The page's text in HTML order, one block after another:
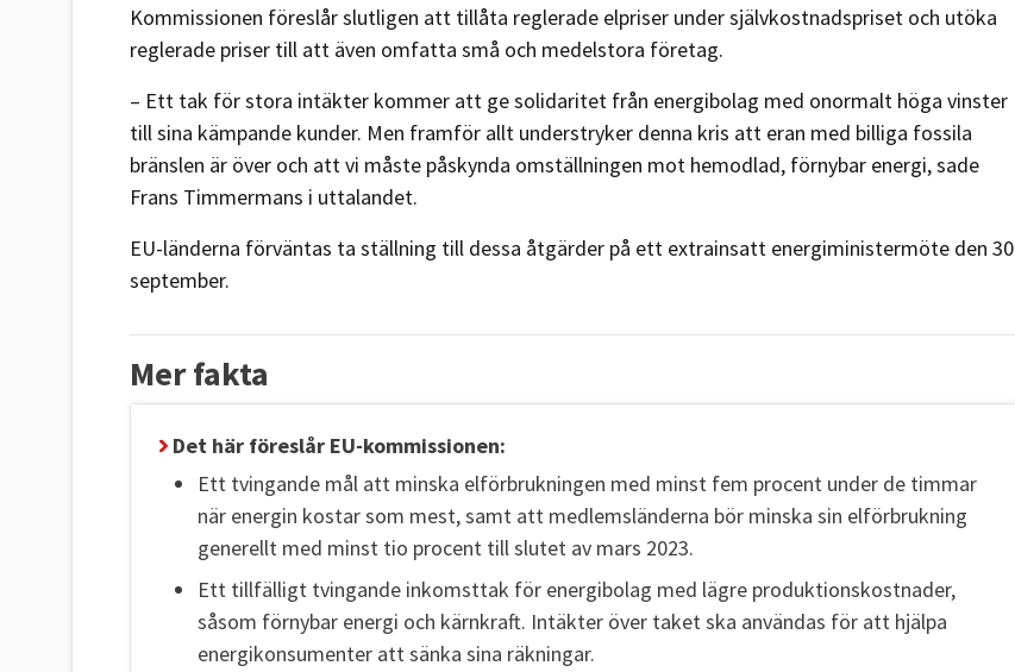
Kommissionen föreslår slutligen att tillåta reglerade elpriser under självkostnadspriset och utöka
reglerade priser till att även omfatta små och medelstora företag.
– Ett tak för stora intäkter kommer att ge solidaritet från energibolag med onormalt höga vinster
till sina kämpande kunder. Men framför allt understryker denna kris att eran med billiga fossila
bränslen är över och att vi måste påskynda omställningen mot hemodlad, förnybar energi, sade
Frans Timmermans i uttalandet.
EU-länderna förväntas ta ställning till dessa åtgärder på ett extrainsatt energiministermöte den 30
september.
Mer fakta
Det här föreslår EU-kommissionen:
Ett tvingande mål att minska elförbrukningen med minst fem procent under de timmar
när energin kostar som mest, samt att medlemsländerna bör minska sin elförbrukning
generellt med minst tio procent till slutet av mars 2023.
Ett tillfälligt tvingande inkomsttak för energibolag med lägre produktionskostnader,
såsom förnybar energi och kärnkraft. Intäkter över taket ska användas för att hjälpa
energikonsumenter att sänka sina räkningar.